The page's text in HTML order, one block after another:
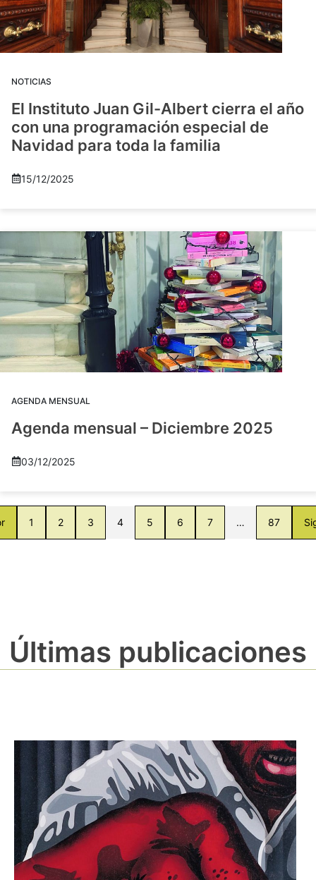
NOTICIAS
El Instituto Juan Gil-Albert cierra el año
con una programación especial de
Navidad para toda la familia
15/12/2025
AGENDA MENSUAL
Agenda mensual – Diciembre 2025
03/12/2025
1 2 3 4 5 6 7 … 87
Últimas publicaciones